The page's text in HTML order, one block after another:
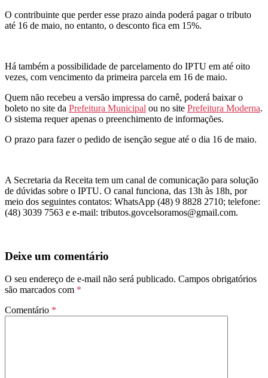
O contribuinte que perder esse prazo ainda poderá pagar o tributo
até 16 de maio, no entanto, o desconto fica em 15%.
Há também a possibilidade de parcelamento do IPTU em até oito
vezes, com vencimento da primeira parcela em 16 de maio.
Quem não recebeu a versão impressa do carnê, poderá baixar o
boleto no site da Prefeitura Municipal ou no site Prefeitura Moderna.
O sistema requer apenas o preenchimento de informações.
O prazo para fazer o pedido de isenção segue até o dia 16 de maio.
A Secretaria da Receita tem um canal de comunicação para solução
de dúvidas sobre o IPTU. O canal funciona, das 13h às 18h, por
meio dos seguintes contatos: WhatsApp (48) 9 8828 2710; telefone:
(48) 3039 7563 e e-mail: tributos.govcelsoramos@gmail.com.
Deixe um comentário
O seu endereço de e-mail não será publicado. Campos obrigatórios
são marcados com *
Comentário *